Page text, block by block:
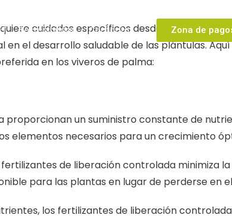
Sostenibilidad Contacto Zona de
cuidados específicos desde sus primeras
el desarrollo saludable de las plántulas.
en los viveros de palma:
proporcionan un suministro constante de
elementos necesarios para un crecimiento
de liberación controlada minimiza la
para las plantas en lugar de perderse en
los fertilizantes de liberación